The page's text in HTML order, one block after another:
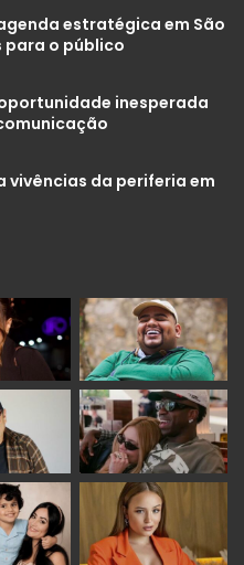
estratégica em São
para o público
inesperada
vivências da periferia em